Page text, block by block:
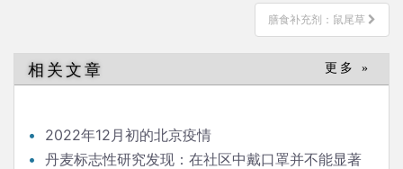
膳食补充剂：鼠尾草
相关文章 更多 »
2022年12月初的北京疫情
丹麦标志性研究发现：在社区中戴口罩并不能显著